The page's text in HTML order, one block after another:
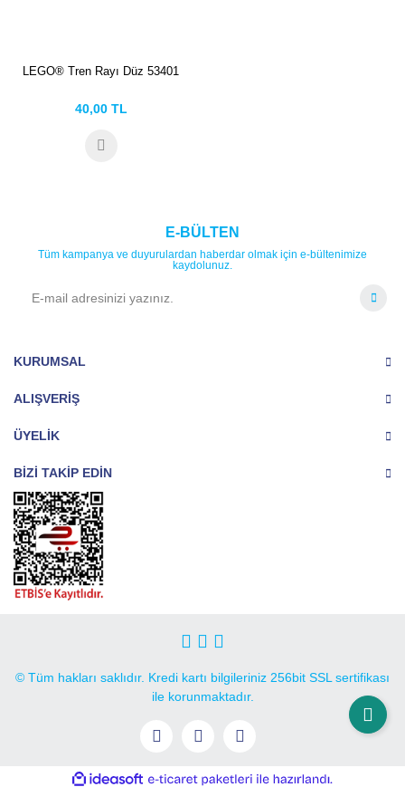
LEGO® Tren Rayı Düz 53401
40,00 TL
E-BÜLTEN
Tüm kampanya ve duyurulardan haberdar olmak için e-bültenimize
kaydolunuz.
KURUMSAL
ALIŞVERİŞ
ÜYELİK
BİZİ TAKİP EDİN
© Tüm hakları saklıdır. Kredi kartı bilgileriniz 256bit SSL sertifikası
ile korunmaktadır.
ideasoft e-